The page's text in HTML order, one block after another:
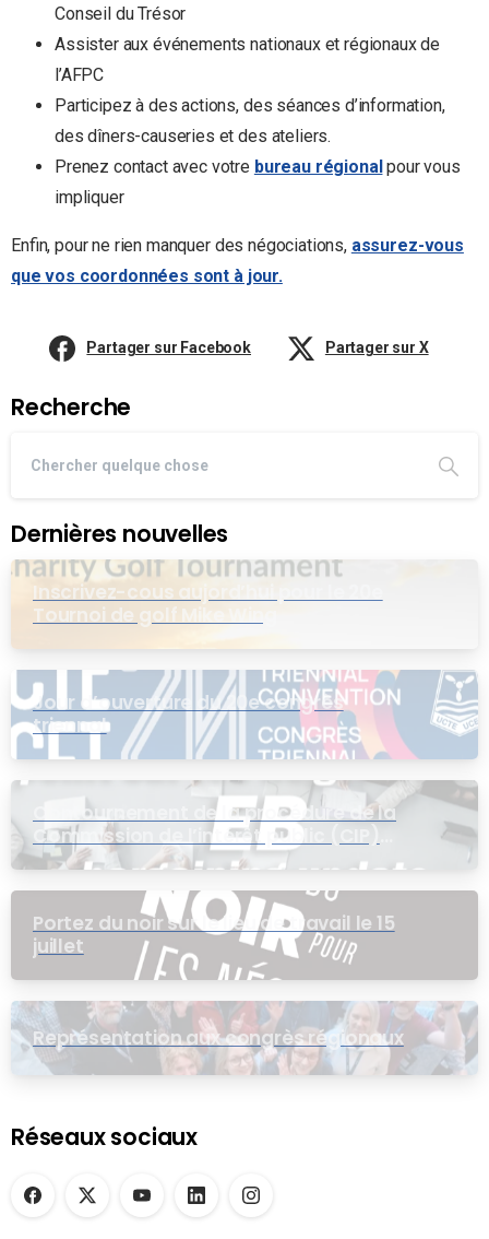
Conseil du Trésor
Assister aux événements nationaux et régionaux de
l’AFPC
Participez à des actions, des séances d’information,
des dîners-causeries et des ateliers.
Prenez contact avec votre bureau régional pour vous
impliquer
Enfin, pour ne rien manquer des négociations, assurez-vous
que vos coordonnées sont à jour.
Partager sur Facebook Partager sur X
Recherche
Dernières nouvelles
Inscrivez-cous aujord’hui pour le 20e
Tournoi de golf Mike Wing
Jour d’ouverture du 20e congrès
triennal
Contournement de la procédure de la
Commission de l’intérêt public (CIP)
pour le groupe EB
Portez du noir sur le lieu de travail le 15
juillet
Représentation aux congrès régionaux
Réseaux sociaux